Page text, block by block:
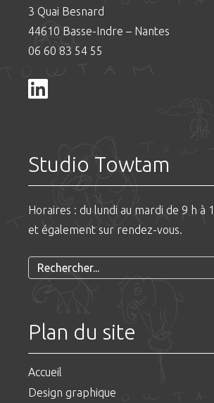
3 Quai Besnard
44610 Basse-Indre – Nantes
06 60 83 54 55
Studio Towtam
Horaires : du lundi au mardi de 9 h à
et également sur rendez-vous.
Plan du site
Accueil
Design graphique